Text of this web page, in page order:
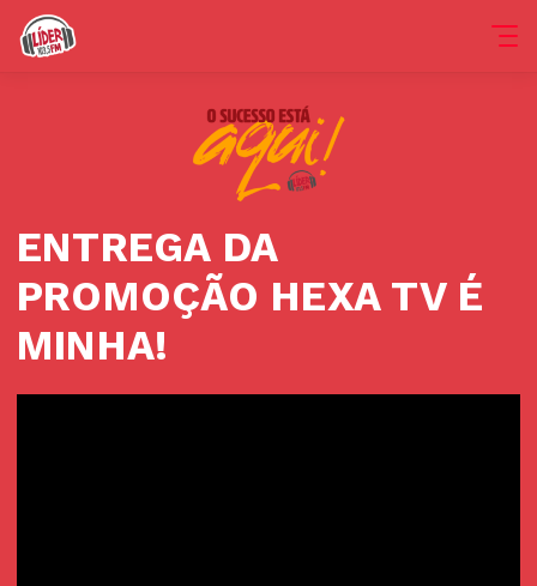
ENTREGA DA
PROMOÇÃO HEXA TV É
MINHA!